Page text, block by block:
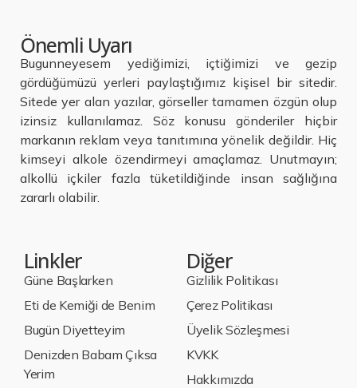
Önemli Uyarı
Bugunneyesem yediğimizi, içtiğimizi ve gezip
gördüğümüzü yerleri paylaştığımız kişisel bir sitedir.
Sitede yer alan yazılar, görseller tamamen özgün olup
izinsiz kullanılamaz. Söz konusu gönderiler hiçbir
markanın reklam veya tanıtımına yönelik değildir. Hiç
kimseyi alkole özendirmeyi amaçlamaz. Unutmayın;
alkollü içkiler fazla tüketildiğinde insan sağlığına
zararlı olabilir.
Linkler
Güne Başlarken
Eti de Kemiği de Benim
Bugün Diyetteyim
Denizden Babam Çıksa
Yerim
Diğer
Gizlilik Politikası
Çerez Politikası
Üyelik Sözleşmesi
KVKK
Hakkımızda